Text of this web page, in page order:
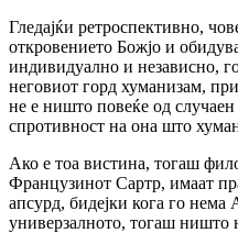
Гледајќи ретроспективно,
откровението Божјо и
индивидуално и независно,
неговиот горд хуманизам,
не е ништо повеќе од
спротивност на она што
Ако е тоа вистина, тогаш
Французинот Сартр, имаат
апсурд, бидејки кога го нема
универзалното, тогаш ништо